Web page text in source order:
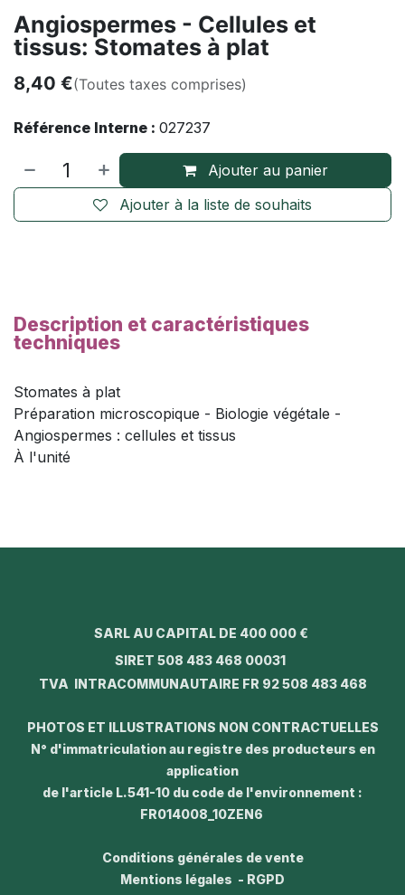
Angiospermes - Cellules et
tissus: Stomates à plat
8,40 €(Toutes taxes comprises)
Référence Interne : 027237
Ajouter au panier
Ajouter à la liste de souhaits
Description et caractéristiques
techniques
Stomates à plat
Préparation microscopique - Biologie végétale -
Angiospermes : cellules et tissus
À l'unité
SARL AU CAPITAL DE 400 000 €
SIRET 508 483 468 00031
TVA INTRACOMMUNAUTAIRE FR 92 508 483 468
PHOTOS ET ILLUSTRATIONS NON CONTRACTUELLES
N° d'immatriculation au registre des producteurs en
application
de l'article L.541-10 du code de l'environnement :
FR014008_10ZEN6
Conditions générales de vente
Mentions légales - RGPD